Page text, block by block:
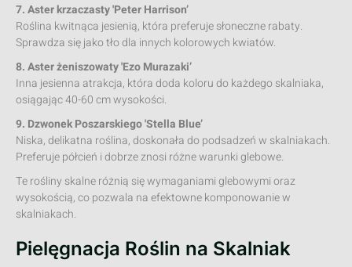
7. Aster krzaczasty 'Peter Harrison’
Roślina kwitnąca jesienią, która preferuje słoneczne rabaty.
Sprawdza się jako tło dla innych kolorowych kwiatów.
8. Aster żeniszowaty 'Ezo Murazaki’
Inna jesienna atrakcja, która doda koloru do każdego skalniaka,
osiągając 40-60 cm wysokości.
9. Dzwonek Poszarskiego 'Stella Blue’
Niska, delikatna roślina, doskonała do podsadzeń w skalniakach.
Preferuje półcień i dobrze znosi różne warunki glebowe.
Te rośliny skalne różnią się wymaganiami glebowymi oraz
wysokością, co pozwala na efektowne komponowanie w
skalniakach.
Pielęgnacja Roślin na Skalniak